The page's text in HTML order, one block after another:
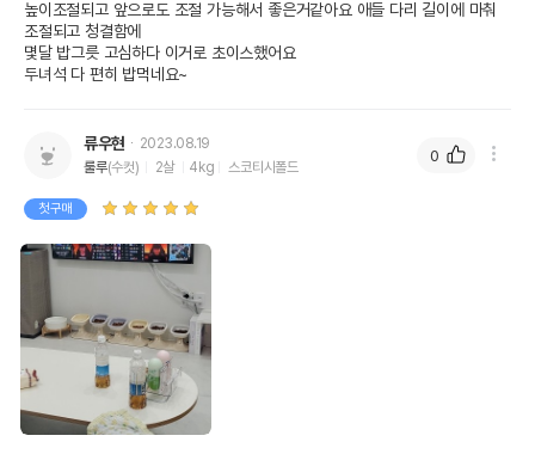
높이조절되고 앞으로도 조절 가능해서 좋은거같아요 애들 다리 길이에 마춰
조절되고 청결함에
몇달 밥그릇 고심하다 이거로 초이스했어요
두녀석 다 편히 밥먹네요~
류우현
2023.08.19
룰루(수컷) 2살 4kg 스코티시폴드
첫구매
0